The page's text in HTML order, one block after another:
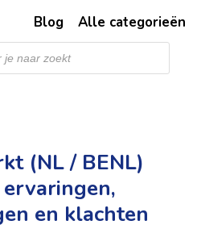
Blog Alle categorieën
(NL / BENL)
en klachten